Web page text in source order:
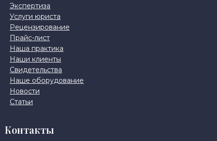
Экспертиза
Услуги юриста
Рецензирование
Прайс-лист
Наша практика
Наши клиенты
Свидетельства
Наше оборудование
Новости
Статьи
Контакты